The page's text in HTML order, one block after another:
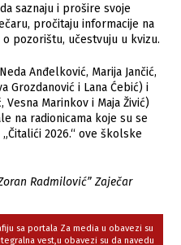
saznaju i prošire svoje
pročitaju informacije na
pozorištu, učestvuju u kvizu.
Anđelković, Marija Jančić,
Grozdanović i Lana Ćebić) i
Marinkov i Maja Živić)
na radionicama koje su se
2026.“ ove školske
Radmilović” Zaječar
sa portala Za media u obavezi su
vest,u obavezi su da navedu